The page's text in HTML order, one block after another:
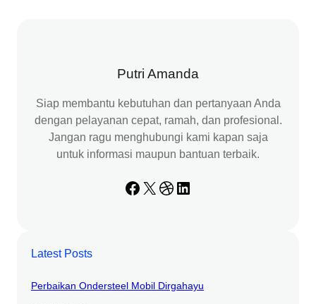
Putri Amanda
Siap membantu kebutuhan dan pertanyaan Anda
dengan pelayanan cepat, ramah, dan profesional.
Jangan ragu menghubungi kami kapan saja
untuk informasi maupun bantuan terbaik.
Facebook X Dribbble LinkedIn
Latest Posts
Perbaikan Ondersteel Mobil Dirgahayu